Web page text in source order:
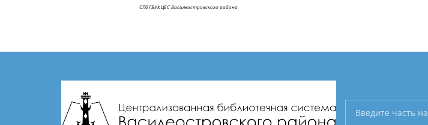
СПб ГБУК ЦБС Василеостровского района